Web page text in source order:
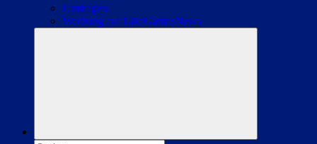
Umfragen
Werbung auf LikeGamesNews